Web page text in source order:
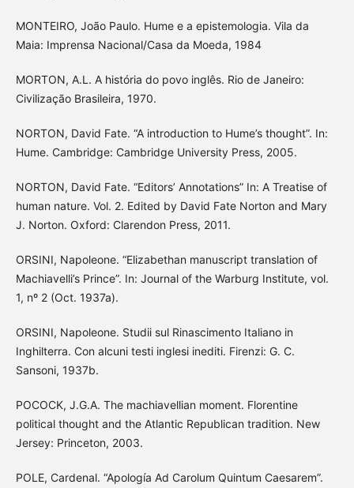
MONTEIRO, João Paulo. Hume e a epistemologia. Vila da
Maia: Imprensa Nacional/Casa da Moeda, 1984
MORTON, A.L. A história do povo inglês. Rio de Janeiro:
Civilização Brasileira, 1970.
NORTON, David Fate. “A introduction to Hume’s thought”. In:
Hume. Cambridge: Cambridge University Press, 2005.
NORTON, David Fate. “Editors’ Annotations” In: A Treatise of
human nature. Vol. 2. Edited by David Fate Norton and Mary
J. Norton. Oxford: Clarendon Press, 2011.
ORSINI, Napoleone. “Elizabethan manuscript translation of
Machiavelli’s Prince”. In: Journal of the Warburg Institute, vol.
1, nº 2 (Oct. 1937a).
ORSINI, Napoleone. Studii sul Rinascimento Italiano in
Inghilterra. Con alcuni testi inglesi inediti. Firenzi: G. C.
Sansoni, 1937b.
POCOCK, J.G.A. The machiavellian moment. Florentine
political thought and the Atlantic Republican tradition. New
Jersey: Princeton, 2003.
POLE, Cardenal. “Apología Ad Carolum Quintum Caesarem”.